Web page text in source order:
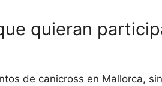
quieran
de canicross en Mallorca,